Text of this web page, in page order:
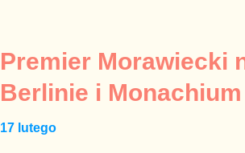
z TVP i TVN nie dorastają do pięt. Smutne,
Kaczyńskiego. Znowu, bo w 2007 roku też
przedterminowymi wyborami
Bezpieczeństwa Wewnętrznego, a kilka
Premier Morawiecki
Berlinie i Monachium
17 lutego